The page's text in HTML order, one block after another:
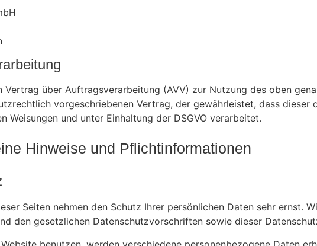
Vertrag über Auftragsverarbeitung (AVV) zur Nutzung des oben
vorgeschriebenen Vertrag, der gewährleistet, dass dieser
Weisungen und unter Einhaltung der DSGVO verarbeitet.
Hinweise und Pflicht­informationen
Seiten nehmen den Schutz Ihrer persönlichen Daten sehr ernst.
den gesetzlichen Datenschutzvorschriften sowie dieser